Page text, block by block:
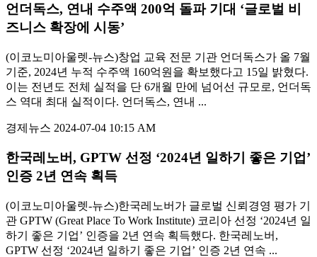
언더독스, 연내 수주액 200억 돌파 기대 ‘글로벌 비
즈니스 확장에 시동’
(이코노미아울렛-뉴스)창업 교육 전문 기관 언더독스가 올 7월
기준, 2024년 누적 수주액 160억원을 확보했다고 15일 밝혔다.
이는 전년도 전체 실적을 단 6개월 만에 넘어선 규모로, 언더독
스 역대 최대 실적이다. 언더독스, 연내 ...
경제뉴스 2024-07-04 10:15 AM
한국레노버, GPTW 선정 ‘2024년 일하기 좋은 기업’
인증 2년 연속 획득
(이코노미아울렛-뉴스)한국레노버가 글로벌 신뢰경영 평가 기
관 GPTW (Great Place To Work Institute) 코리아 선정 ‘2024년 일
하기 좋은 기업’ 인증을 2년 연속 획득했다. 한국레노버,
GPTW 선정 ‘2024년 일하기 좋은 기업’ 인증 2년 연속 ...